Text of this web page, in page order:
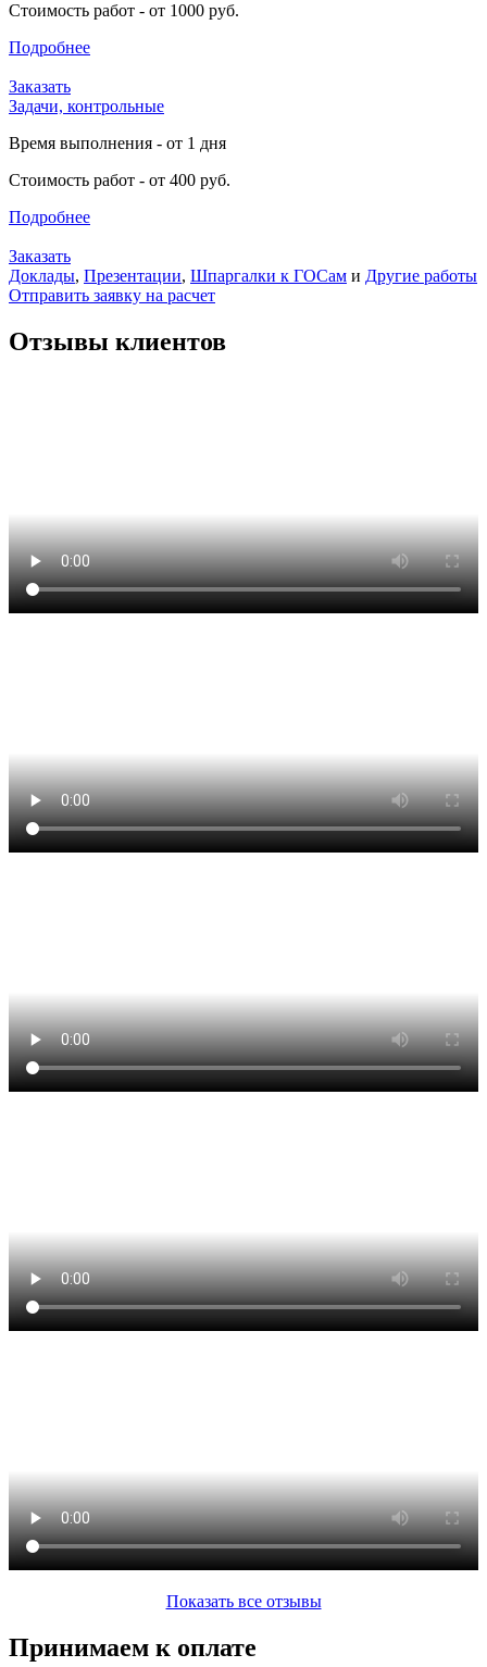
Стоимость работ - от 1000 руб.
Подробнее
Заказать
Задачи, контрольные
Время выполнения - от 1 дня
Стоимость работ - от 400 руб.
Подробнее
Заказать
Доклады, Презентации, Шпаргалки к ГОСам и Другие работы
Отправить заявку на расчет
Отзывы клиентов
Показать все отзывы
Принимаем к оплате